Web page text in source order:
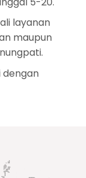
layanan
maupun
dengan